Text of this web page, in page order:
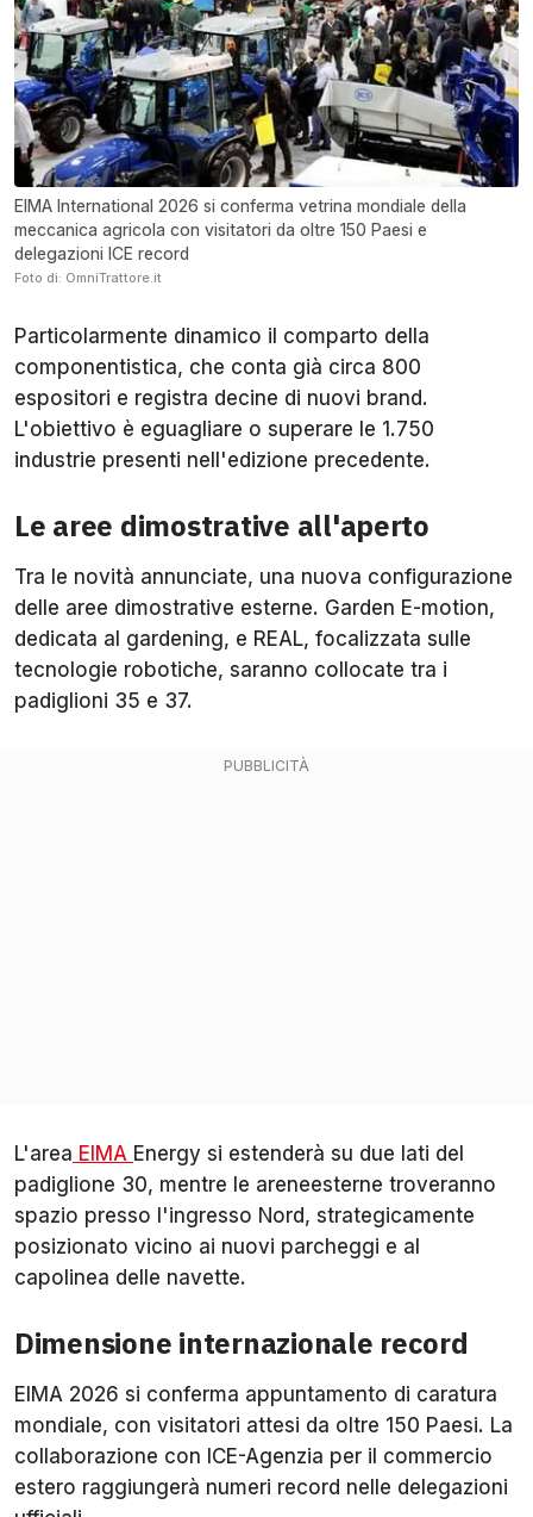
EIMA International 2026 si conferma vetrina mondiale della
meccanica agricola con visitatori da oltre 150 Paesi e
delegazioni ICE record
Foto di: OmniTrattore.it
Particolarmente dinamico il comparto della
componentistica, che conta già circa 800
espositori e registra decine di nuovi brand.
L'obiettivo è eguagliare o superare le 1.750
industrie presenti nell'edizione precedente.
Le aree dimostrative all'aperto
Tra le novità annunciate, una nuova configurazione
delle aree dimostrative esterne. Garden E-motion,
dedicata al gardening, e REAL, focalizzata sulle
tecnologie robotiche, saranno collocate tra i
padiglioni 35 e 37.
L'area EIMA Energy si estenderà su due lati del
padiglione 30, mentre le areneesterne troveranno
spazio presso l'ingresso Nord, strategicamente
posizionato vicino ai nuovi parcheggi e al
capolinea delle navette.
Dimensione internazionale record
EIMA 2026 si conferma appuntamento di caratura
mondiale, con visitatori attesi da oltre 150 Paesi. La
collaborazione con ICE-Agenzia per il commercio
estero raggiungerà numeri record nelle delegazioni